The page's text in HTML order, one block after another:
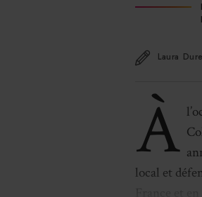
Laura
À
local et